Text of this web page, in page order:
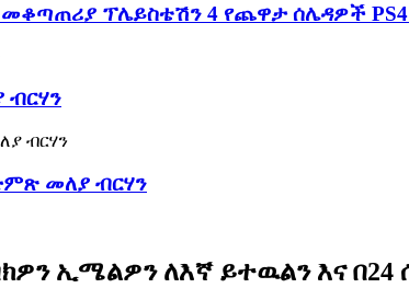
ፕሌይስቴሽን 4 የጨዋታ ሰሌዳዎች
ብርሃን
መለያ ብርሃን
ኢሜልዎን ለእኛ ይተዉልን እና በ24